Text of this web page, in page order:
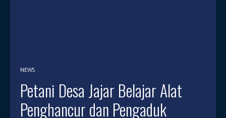
NEWS
Petani Desa Jajar Belajar Alat
Penghancur dan Pengaduk